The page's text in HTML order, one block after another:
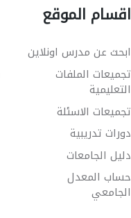
اقسام الموقع
ابحث عن مدرس اونلاين
تجميعات الملفات
التعليمية
تجميعات الاسئلة
دورات تدريبية
دليل الجامعات
حساب المعدل
الجامعي